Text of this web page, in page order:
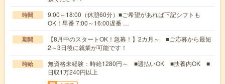
時間
9:00～18:00（休憩60分）■ご希望があれば下記シフトも
OK！早番 7:00～16:00遅番 …
期間
【8月中のスタートOK！急募！】2カ月～ ■ご応募から最短
2～3日後に就業が可能です！
時給
無資格未経験：時給1280円～ ■週払いOK ■扶養内OK ■
日収1万240円以上